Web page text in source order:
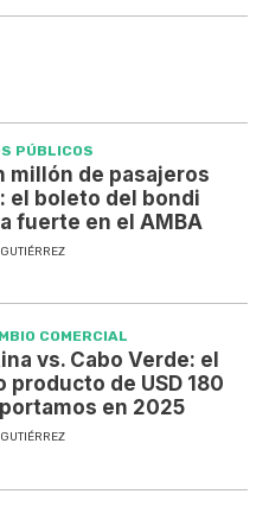
PÚBLICOS
millón de pasajeros
el boleto del bondi
fuerte en el AMBA
COMERCIAL
vs. Cabo Verde: el
producto de USD 180
en 2025